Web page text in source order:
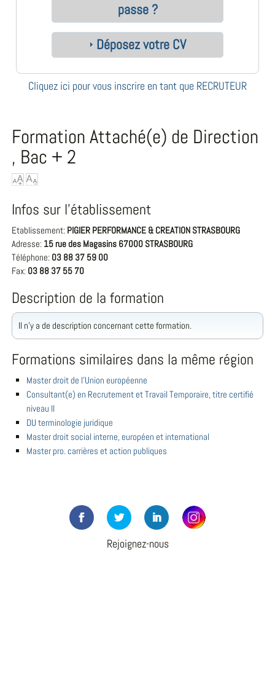
passe ?
Déposez votre CV
Cliquez ici pour vous inscrire en tant que RECRUTEUR
Formation Attaché(e) de Direction
, Bac + 2
Infos sur l'établissement
Etablissement: PIGIER PERFORMANCE & CREATION STRASBOURG
Adresse: 15 rue des Magasins 67000 STRASBOURG
Téléphone: 03 88 37 59 00
Fax: 03 88 37 55 70
Description de la formation
Il n'y a de description concernant cette formation.
Formations similaires dans la même région
Master droit de l'Union européenne
Consultant(e) en Recrutement et Travail Temporaire, titre certifié
niveau II
DU terminologie juridique
Master droit social interne, européen et international
Master pro. carrières et action publiques
Rejoignez-nous